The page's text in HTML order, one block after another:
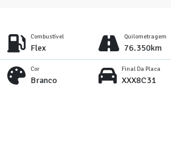
Combustível
Flex
Quilometragem
76.350km
Cor
Branco
Final Da Placa
XXX8C31